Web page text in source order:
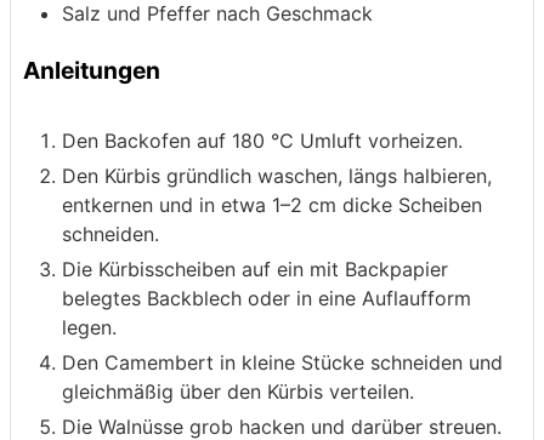
Salz und Pfeffer nach Geschmack
Anleitungen
Den Backofen auf 180 °C Umluft vorheizen.
Den Kürbis gründlich waschen, längs halbieren,
entkernen und in etwa 1–2 cm dicke Scheiben
schneiden.
Die Kürbisscheiben auf ein mit Backpapier
belegtes Backblech oder in eine Auflaufform
legen.
Den Camembert in kleine Stücke schneiden und
gleichmäßig über den Kürbis verteilen.
Die Walnüsse grob hacken und darüber streuen.